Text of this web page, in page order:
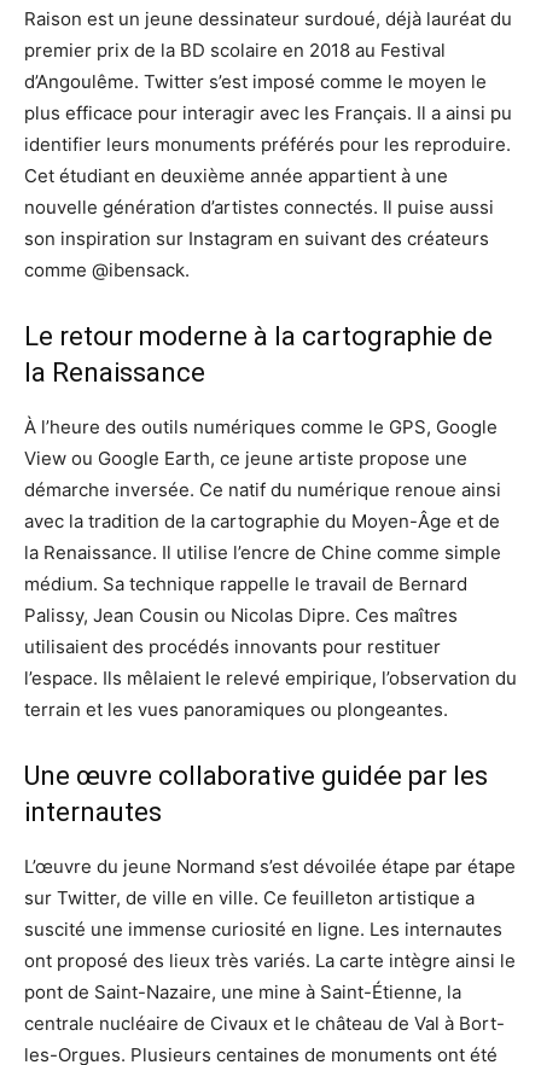
Raison est un jeune dessinateur surdoué, déjà lauréat du
premier prix de la BD scolaire en 2018 au Festival
d’Angoulême. Twitter s’est imposé comme le moyen le
plus efficace pour interagir avec les Français. Il a ainsi pu
identifier leurs monuments préférés pour les reproduire.
Cet étudiant en deuxième année appartient à une
nouvelle génération d’artistes connectés. Il puise aussi
son inspiration sur Instagram en suivant des créateurs
comme @ibensack.
Le retour moderne à la cartographie de
la Renaissance
À l’heure des outils numériques comme le GPS, Google
View ou Google Earth, ce jeune artiste propose une
démarche inversée. Ce natif du numérique renoue ainsi
avec la tradition de la cartographie du Moyen-Âge et de
la Renaissance. Il utilise l’encre de Chine comme simple
médium. Sa technique rappelle le travail de Bernard
Palissy, Jean Cousin ou Nicolas Dipre. Ces maîtres
utilisaient des procédés innovants pour restituer
l’espace. Ils mêlaient le relevé empirique, l’observation du
terrain et les vues panoramiques ou plongeantes.
Une œuvre collaborative guidée par les
internautes
L’œuvre du jeune Normand s’est dévoilée étape par étape
sur Twitter, de ville en ville. Ce feuilleton artistique a
suscité une immense curiosité en ligne. Les internautes
ont proposé des lieux très variés. La carte intègre ainsi le
pont de Saint-Nazaire, une mine à Saint-Étienne, la
centrale nucléaire de Civaux et le château de Val à Bort-
les-Orgues. Plusieurs centaines de monuments ont été